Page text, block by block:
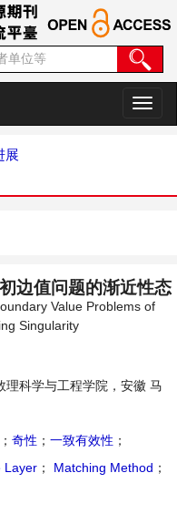
切
换
展
边值问题的渐近性态
Value Problems of
Singularity
理科学与工程学院，安徽 马
； 奇性 ； 一致有效性 ；
Layer ； Matching Method ；